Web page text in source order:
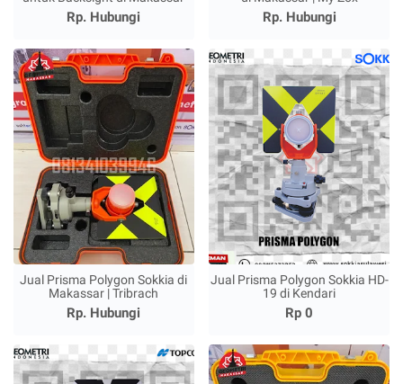
Rp. Hubungi Rp. Hubungi
Jual Prisma Polygon Sokkia di
Makassar | Tribrach
Rp. Hubungi
Jual Prisma Polygon Sokkia HD-
19 di Kendari
Rp 0